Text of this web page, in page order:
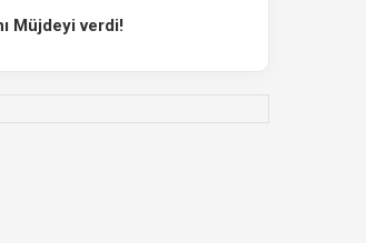
Müjdeyi verdi!